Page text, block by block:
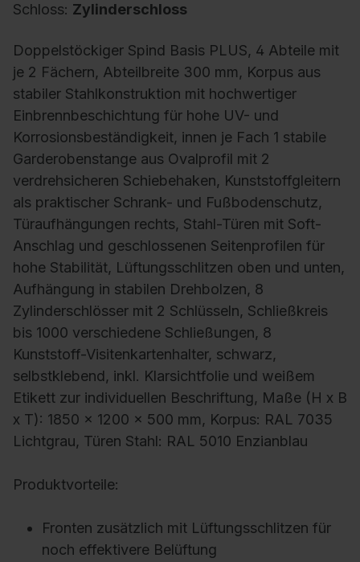
Schloss: Zylinderschloss
Doppelstöckiger Spind Basis PLUS, 4 Abteile mit
je 2 Fächern, Abteilbreite 300 mm, Korpus aus
stabiler Stahlkonstruktion mit hochwertiger
Einbrennbeschichtung für hohe UV- und
Korrosionsbeständigkeit, innen je Fach 1 stabile
Garderobenstange aus Ovalprofil mit 2
verdrehsicheren Schiebehaken, Kunststoffgleitern
als praktischer Schrank- und Fußbodenschutz,
Türaufhängungen rechts, Stahl-Türen mit Soft-
Anschlag und geschlossenen Seitenprofilen für
hohe Stabilität, Lüftungsschlitzen oben und unten,
Aufhängung in stabilen Drehbolzen, 8
Zylinderschlösser mit 2 Schlüsseln, Schließkreis
bis 1000 verschiedene Schließungen, 8
Kunststoff-Visitenkartenhalter, schwarz,
selbstklebend, inkl. Klarsichtfolie und weißem
Etikett zur individuellen Beschriftung, Maße (H x B
x T): 1850 x 1200 x 500 mm, Korpus: RAL 7035
Lichtgrau, Türen Stahl: RAL 5010 Enzianblau
Produktvorteile:
Fronten zusätzlich mit Lüftungsschlitzen für
noch effektivere Belüftung